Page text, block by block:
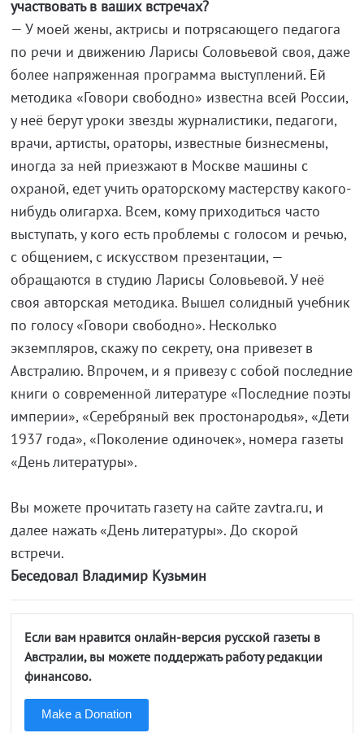
участвовать в ваших встречах?
— У моей жены, актрисы и потрясающего педагога
по речи и движению Ларисы Соловьевой своя, даже
более напряженная программа выступлений. Ей
методика «Говори свободно» известна всей России,
у неё берут уроки звезды журналистики, педагоги,
врачи, артисты, ораторы, известные бизнесмены,
иногда за ней приезжают в Москве машины с
охраной, едет учить ораторскому мастерству какого-
нибудь олигарха. Всем, кому приходиться часто
выступать, у кого есть проблемы с голосом и речью,
с общением, с искусством презентации, —
обращаются в студию Ларисы Соловьевой. У неё
своя авторская методика. Вышел солидный учебник
по голосу «Говори свободно». Несколько
экземпляров, скажу по секрету, она привезет в
Австралию. Впрочем, и я привезу с собой последние
книги о современной литературе «Последние поэты
империи», «Серебряный век простонародья», «Дети
1937 года», «Поколение одиночек», номера газеты
«День литературы».
Вы можете прочитать газету на сайте zavtra.ru, и
далее нажать «День литературы». До скорой
встречи.
Беседовал Владимир Кузьмин
Если вам нравится онлайн-версия русской газеты в
Австралии, вы можете поддержать работу редакции
финансово.
Make a Donation